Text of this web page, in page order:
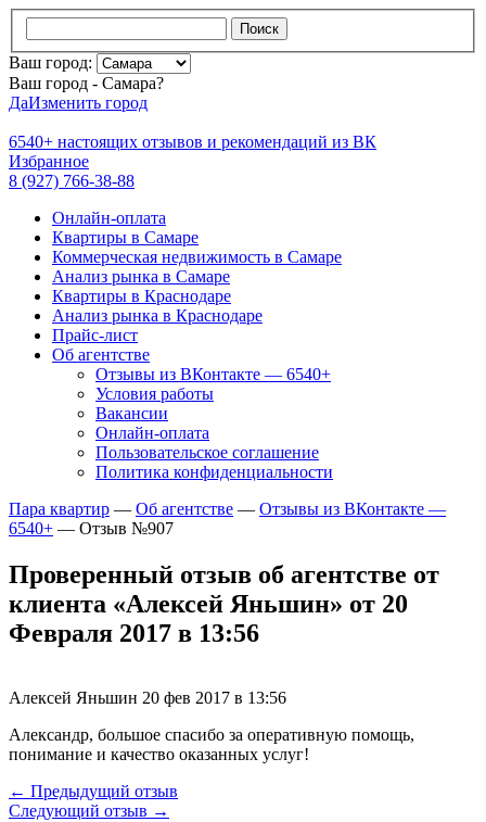
Поиск
Ваш город:
Ваш город - Самара?
ДаИзменить город
6540+ настоящих отзывов и рекомендаций из ВК
Избранное
8 (927) 766-38-88
Онлайн-оплата
Квартиры в Самаре
Коммерческая недвижимость в Самаре
Анализ рынка в Самаре
Квартиры в Краснодаре
Анализ рынка в Краснодаре
Прайс-лист
Об агентстве
Отзывы из ВКонтакте — 6540+
Условия работы
Вакансии
Онлайн-оплата
Пользовательское соглашение
Политика конфиденциальности
Пара квартир — Об агентстве — Отзывы из ВКонтакте —
6540+ — Отзыв №907
Проверенный отзыв об агентстве от
клиента «Алексей Яньшин» от 20
Февраля 2017 в 13:56
Алексей Яньшин 20 фев 2017 в 13:56
Александр, большое спасибо за оперативную помощь,
понимание и качество оказанных услуг!
← Предыдущий отзыв
Следующий отзыв →